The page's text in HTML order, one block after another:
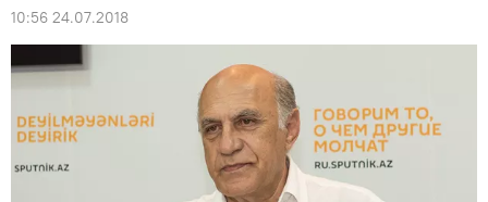
10:56 24.07.2018